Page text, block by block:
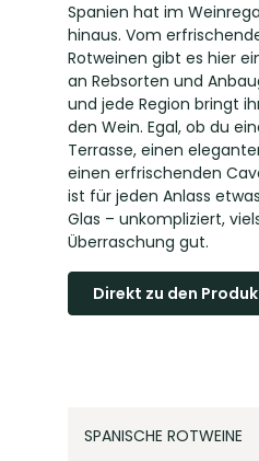
Spanien hat im
hinaus. Vom
Rotweinen gibt es hier
an Rebsorten und
und jede Region bringt
den Wein. Egal, ob du
Terrasse, einen
einen erfrischenden
ist für jeden Anlass
Glas – unkompliziert,
Überraschung gut.
Direkt zu den
SPANISCHE ROTWEINE